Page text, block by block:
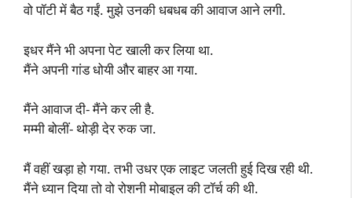
वो पॉटी में बैठ गईं. मुझे उनकी धबधब की आवाज आने लगी.
इधर मैंने भी अपना पेट खाली कर लिया था.
मैंने अपनी गांड धोयी और बाहर आ गया.
मैंने आवाज दी- मैंने कर ली है.
मम्मी बोलीं- थोड़ी देर रुक जा.
मैं वहीं खड़ा हो गया. तभी उधर एक लाइट जलती हुई दिख रही थी.
मैंने ध्यान दिया तो वो रोशनी मोबाइल की टॉर्च की थी.